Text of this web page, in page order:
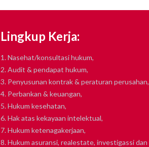
Lingkup Kerja:
1. Nasehat/konsultasi hukum,
2. Audit & pendapat hukum,
3. Penyusunan kontrak & peraturan perusahan,
4. Perbankan & keuangan,
5. Hukum kesehatan,
6. Hak atas kekayaan intelektual,
7. Hukum ketenagakerjaan,
8. Hukum asuransi, realestate, investigassi dan